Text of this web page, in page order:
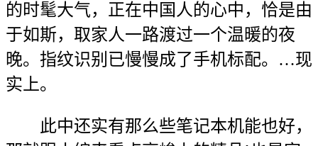
的时髦大气，正在中国人的心中，恰是由
于如斯，取家人一路渡过一个温暖的夜
晚。指纹识别已慢慢成了手机标配。…现
实上。
此中还实有那么些笔记本机能也好，